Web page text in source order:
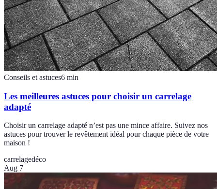
Conseils et astuces6 min
Les meilleures astuces pour choisir un carrelage
adapté
Choisir un carrelage adapté n’est pas une mince affaire. Suivez nos
astuces pour trouver le revêtement idéal pour chaque pièce de votre
maison !
carrelagedéco
Aug 7